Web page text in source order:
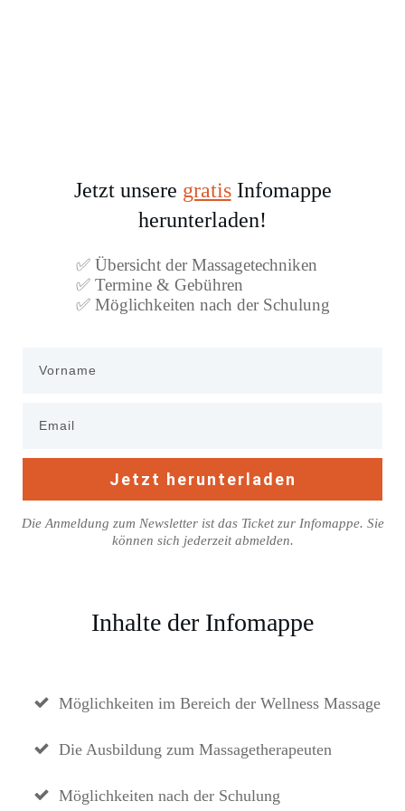
Jetzt unsere gratisInfomappe
herunterladen!
✅ Übersicht der Massagetechniken
✅ Termine & Gebühren
✅ Möglichkeiten nach der Schulung
Jetzt herunterladen
Die Anmeldung zum Newsletter ist das Ticket zur Infomappe. Sie
können sich jederzeit abmelden.
Inhalte der Infomappe
Möglichkeiten im Bereich der Wellness Massage
Die Ausbildung zum Massagetherapeuten
Möglichkeiten nach der Schulung